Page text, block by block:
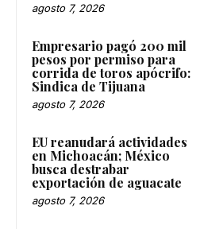
agosto 7, 2026
Empresario pagó 200 mil
pesos por permiso para
corrida de toros apócrifo:
Sindica de Tijuana
agosto 7, 2026
EU reanudará actividades
en Michoacán; México
busca destrabar
exportación de aguacate
agosto 7, 2026